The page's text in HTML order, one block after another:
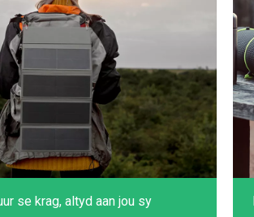
se krag, altyd aan jou sy